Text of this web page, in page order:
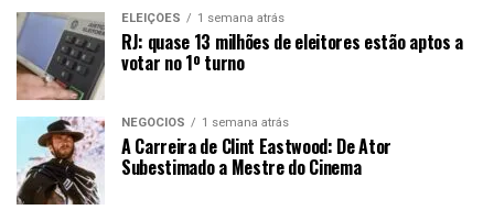
ELEIÇÕES 1 semana atrás
RJ: quase 13 milhões de eleitores estão aptos a
votar no 1º turno
NEGÓCIOS 1 semana atrás
A Carreira de Clint Eastwood: De Ator
Subestimado a Mestre do Cinema